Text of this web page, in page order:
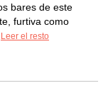
bares de este
furtiva como
Leer el resto